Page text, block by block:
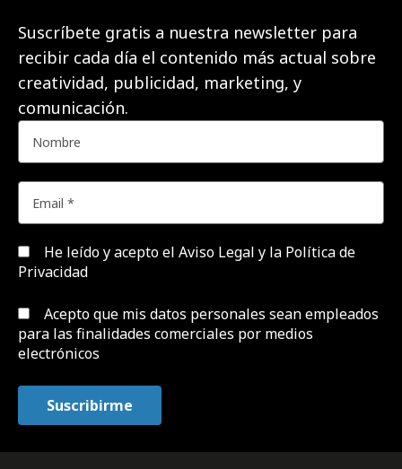
Suscríbete gratis a nuestra newsletter para
recibir cada día el contenido más actual sobre
creatividad, publicidad, marketing, y
comunicación.
He leído y acepto el Aviso Legal y la Política de
Privacidad
Acepto que mis datos personales sean empleados
para las finalidades comerciales por medios
electrónicos